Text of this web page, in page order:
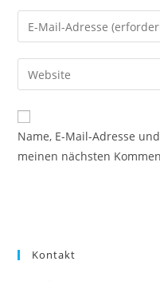
Namen
oder
zum
Kommentieren
ein
Gib
deine
E-
Mail-
zum
Kommentieren
ein
Gib
deine
Website-
URL
Name, E-Mail-Adresse
meinen nächsten
Kontakt